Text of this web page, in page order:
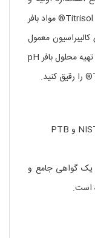
مطابق DIN 19266 تجزیه و تحلیل می شود. Titrisol® مواد بافر
معمول
و نظارت بر ابزارهای pH ترکیب می کند. برای تهیه محلول بافر pH
یک گواهی جامع و
است.